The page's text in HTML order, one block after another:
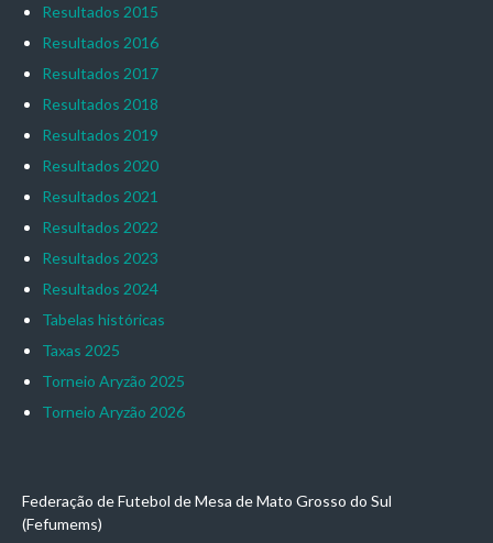
Resultados 2015
Resultados 2016
Resultados 2017
Resultados 2018
Resultados 2019
Resultados 2020
Resultados 2021
Resultados 2022
Resultados 2023
Resultados 2024
Tabelas históricas
Taxas 2025
Torneio Aryzão 2025
Torneio Aryzão 2026
Federação de Futebol de Mesa de Mato Grosso do Sul
(Fefumems)